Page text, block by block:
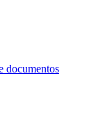
documentos